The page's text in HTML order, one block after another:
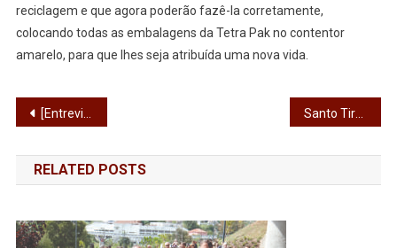
reciclagem e que agora poderão fazê-la corretamente,
colocando todas as embalagens da Tetra Pak no contentor
amarelo, para que lhes seja atribuída uma nova vida.
Navegação
de
artigos
[Entrevista] José Magalhães: “Queremos ser um partido prático e pragmático, não idealista”
RELATED POSTS